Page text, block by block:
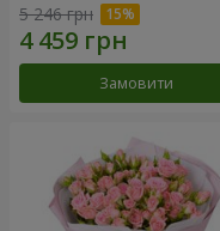
5 246 грн
Замовити